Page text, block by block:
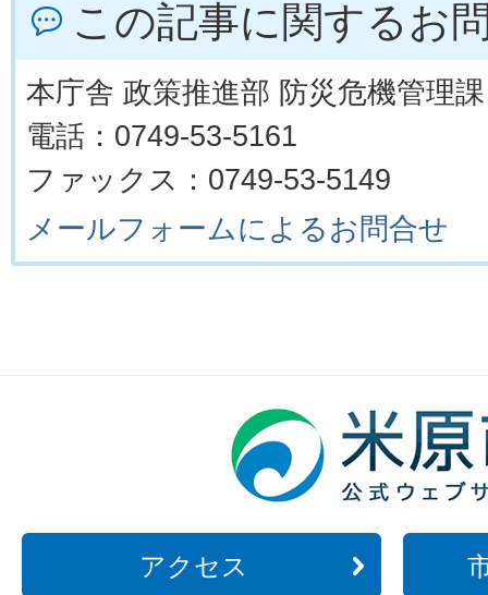
この記事に関するお
本庁舎 政策推進部 防災危機管理課
電話：0749-53-5161
ファックス：0749-53-5149
メールフォームによるお問合せ
アクセス